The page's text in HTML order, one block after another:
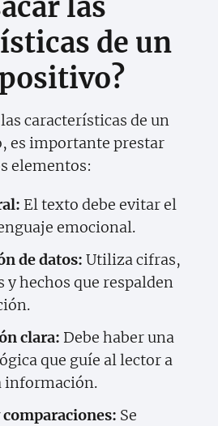
las
de un
características de un
es importante prestar
elementos:
El texto debe evitar el
emocional.
de datos: Utiliza cifras,
y hechos que respalden
clara: Debe haber una
que guíe al lector a
información.
Se